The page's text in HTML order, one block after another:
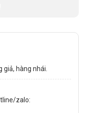
giả, hàng nhái.
zalo: